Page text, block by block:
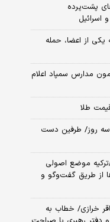
پشت‌پرده
اسرائیل
یکی از اعضا، حمله
مدارس سمپاد اعلام
سه روز/ طرفین دست
موضع اصولی
از طریق گفت‌وگو و
خرازی/ خطاب به